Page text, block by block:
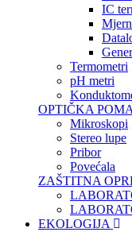
IC
Termometri
pH metri
OPTIČKA
Mikroskopi
Stereo lupe
Pribor
Povećala
ZAŠTITNA
EKOLOGIJA